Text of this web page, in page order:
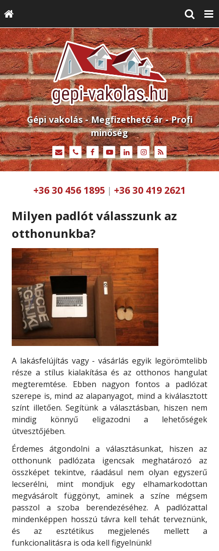
Gépi vakolás - Megfizethető ár - Profi
minőség
+36 30 456 1895 | +36 30 419 2621
Milyen padlót válasszunk az
otthonunkba?
A lakásfelújítás vagy - vásárlás egyik legörömtelibb
része a stílus kialakítása és az otthonos hangulat
megteremtése. Ebben nagyon fontos a padlózat
szerepe is, mind az alapanyagot, mind a kiválasztott
színt illetően. Segítünk a választásban, hiszen nem
mindig könnyű eligazodni a lehetőségek
útvesztőjében.
Érdemes átgondolni a választásunkat, hiszen az
otthonunk padlózata igencsak meghatározó az
összképet tekintve, ráadásul nem olyan egyszerű
lecserélni, mint mondjuk egy elhamarkodottan
megvásárolt függönyt, aminek a színe mégsem
passzol a szoba berendezéséhez. A padlózattal
mindenképpen hosszú távra kell tehát terveznünk,
és az esztétikus megjelenés mellett a
funkcionalitásra is oda kell figyelnünk!